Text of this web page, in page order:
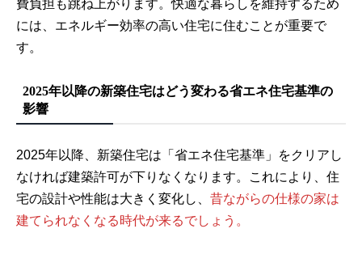
費負担も跳ね上がります。快適な暮らしを維持するため
には、エネルギー効率の高い住宅に住むことが重要で
す。
2025年以降の新築住宅はどう変わる省エネ住宅基準の
影響
2025年以降、新築住宅は「省エネ住宅基準」をクリアし
なければ建築許可が下りなくなります。これにより、住
宅の設計や性能は大きく変化し、 昔ながらの仕様の家は
建てられなくなる時代が来るでしょう。